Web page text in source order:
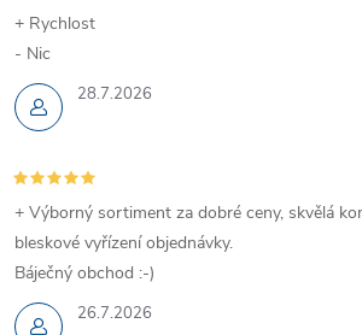
28.7.2026
+ Rychlost
- Nic
26.7.2026
+ Výborný sortiment za dobré ceny, skvělá
bleskové vyřízení objednávky.
Báječný obchod :-)